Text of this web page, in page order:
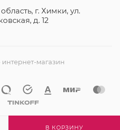
В КОРЗИНУ
г. Химки, ул.
д. 12
магазин